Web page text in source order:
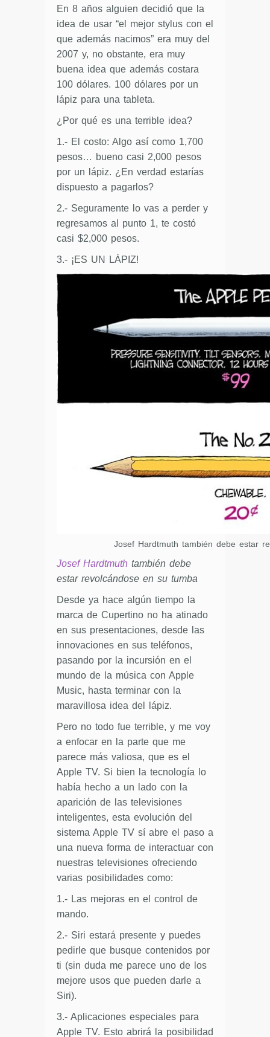
En 8 años alguien decidió que la
idea de usar “el mejor stylus con el
que además nacimos” era muy del
2007 y, no obstante, era muy
buena idea que además costara
100 dólares. 100 dólares por un
lápiz para una tableta.
¿Por qué es una terrible idea?
1.- El costo: Algo así como 1,700
pesos… bueno casi 2,000 pesos
por un lápiz. ¿En verdad estarías
dispuesto a pagarlos?
2.- Seguramente lo vas a perder y
regresamos al punto 1, te costó
casi $2,000 pesos.
3.- ¡ES UN LÁPIZ!
Josef Hardtmuth también debe estar
Josef Hardtmuth también debe
estar revolcándose en su tumba
Desde ya hace algún tiempo la
marca de Cupertino no ha atinado
en sus presentaciones, desde las
innovaciones en sus teléfonos,
pasando por la incursión en el
mundo de la música con Apple
Music, hasta terminar con la
maravillosa idea del lápiz.
Pero no todo fue terrible, y me voy
a enfocar en la parte que me
parece más valiosa, que es el
Apple TV. Si bien la tecnología lo
había hecho a un lado con la
aparición de las televisiones
inteligentes, esta evolución del
sistema Apple TV sí abre el paso a
una nueva forma de interactuar con
nuestras televisiones ofreciendo
varias posibilidades como:
1.- Las mejoras en el control de
mando.
2.- Siri estará presente y puedes
pedirle que busque contenidos por
ti (sin duda me parece uno de los
mejore usos que pueden darle a
Siri).
3.- Aplicaciones especiales para
Apple TV. Esto abrirá la posibilidad